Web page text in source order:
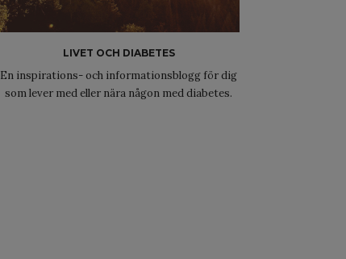
LIVET OCH DIABETES
En inspirations- och informationsblogg för dig
som lever med eller nära någon med diabetes.